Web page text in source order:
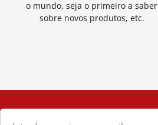
o mundo, seja o primeiro a saber
sobre novos produtos, etc.